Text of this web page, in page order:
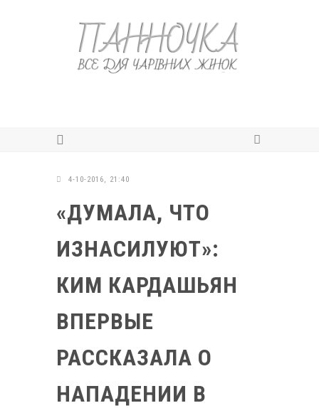
4-10-2016, 21:40
«ДУМАЛА, ЧТО
ИЗНАСИЛУЮТ»:
КИМ КАРДАШЬЯН
ВПЕРВЫЕ
РАССКАЗАЛА О
НАПАДЕНИИ В